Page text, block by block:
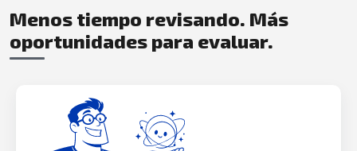
Menos tiempo revisando. Más
oportunidades para evaluar.